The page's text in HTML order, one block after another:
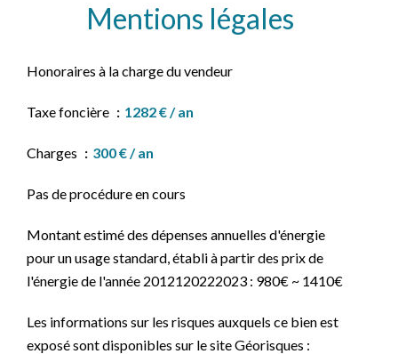
Mentions légales
Honoraires à la charge du vendeur
Taxe foncière 1282 € / an
Charges 300 € / an
Pas de procédure en cours
Montant estimé des dépenses annuelles d'énergie
pour un usage standard, établi à partir des prix de
l'énergie de l'année 2012120222023 : 980€ ~ 1410€
Les informations sur les risques auxquels ce bien est
exposé sont disponibles sur le site Géorisques :